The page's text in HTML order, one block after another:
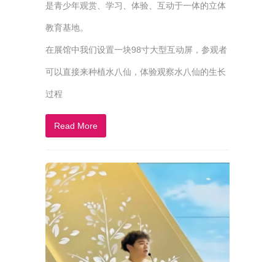
是青少年观赏、学习、体验、互动于一体的立体
教育基地。
在展馆中我们设置一块98寸大型互动屏，参观者
可以直接来种植水八仙，体验观察水八仙的生长
过程
Read More